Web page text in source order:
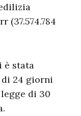
(37.574.784
è stata
24 giorni
di 30